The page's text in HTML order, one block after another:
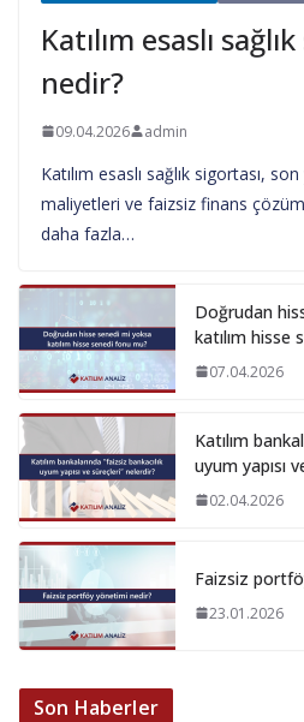
Katılım esaslı
nedir?
09.04.2026 admin
Katılım esaslı sağlık sigortası,
maliyetleri ve faizsiz finans
daha fazla…
Doğrudan
katılım hisse
07.04.2026
Katılım
uyum yapısı
02.04.2026
Faizsiz
23.01.2026
Son Haberler